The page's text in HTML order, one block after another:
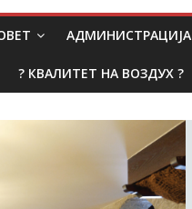
АДМИНИСТРАЦИЈА
? КВАЛИТЕТ НА ВОЗДУХ ?